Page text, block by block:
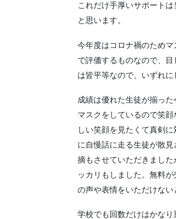
これだけ手厚いサポート
と思います。
今年度はコロナ禍のため
で評価するものなので、
は皆平等なので、いずれ
成績は優れた生徒が揃っ
マスクをしているので笑
しい笑顔を見たくて真剣
に自慢話に走る生徒が散
摘もさせていただきまし
ッカリもしました。無料
の声や表情をいただけない
学校でも回数だけはかな